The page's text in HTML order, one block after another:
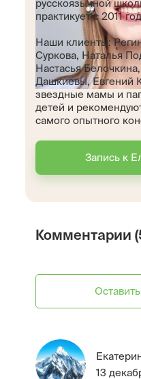
русскоязычной
практикует с 2011
Наши клиенты:
Суркова, Наталья
Настасья
Дашкиевы, Евгений
звездные мамы и
детей и
самого опытного
Запись к
Комментарии
13